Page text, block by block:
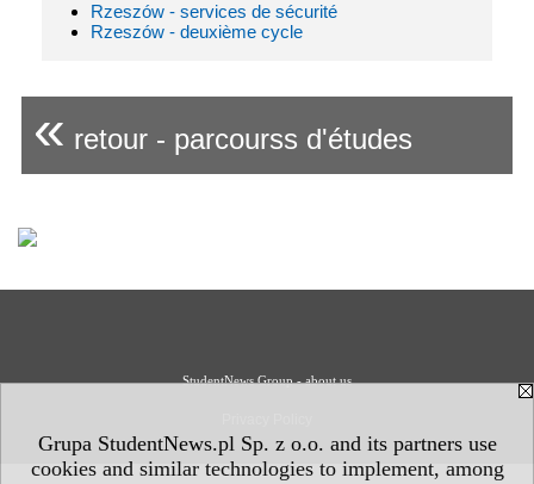
Grupa StudentNews.pl Sp. z o.o. and its partners use
cookies and similar technologies to implement, among
Rzeszów - services de sécurité
Rzeszów - deuxième cycle
« retour - parcourss d'études
StudentNews Group - about us